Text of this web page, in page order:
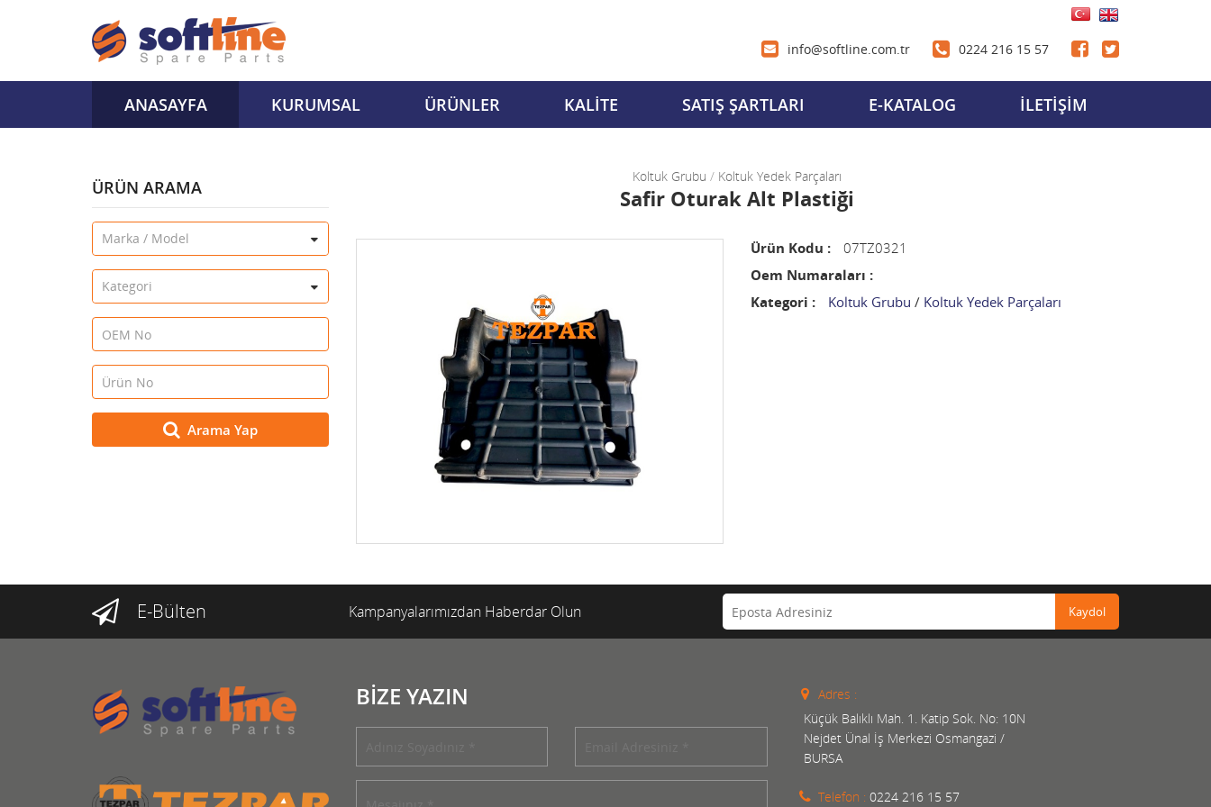
info@softline.com.tr 0224 216 15 57
ANASAYFA KURUMSAL ÜRÜNLER KALİTE SATIŞ ŞARTLARI E-KATALOG İLETİŞİM
ÜRÜN ARAMA
Arama Yap
Koltuk Grubu / Koltuk Yedek Parçaları
Safir Oturak Alt Plastiği
Ürün Kodu :
07TZ0321
Oem Numaraları :
Kategori :
Koltuk Grubu / Koltuk Yedek Parçaları
E-Bülten Kampanyalarımızdan Haberdar Olun Kaydol
BİZE YAZIN
Adres :
Küçük Balıklı Mah. 1. Katip Sok. No: 10N
Nejdet Ünal İş Merkezi Osmangazi /
BURSA
Telefon : 0224 216 15 57